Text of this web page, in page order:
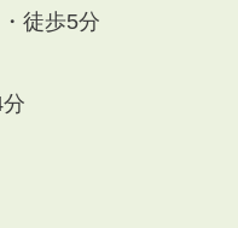
・徒歩5分